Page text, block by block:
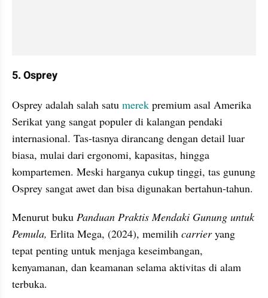
5. Osprey
Osprey adalah salah satu merek premium asal Amerika
Serikat yang sangat populer di kalangan pendaki
internasional. Tas-tasnya dirancang dengan detail luar
biasa, mulai dari ergonomi, kapasitas, hingga
kompartemen. Meski harganya cukup tinggi, tas gunung
Osprey sangat awet dan bisa digunakan bertahun-tahun.
Menurut buku Panduan Praktis Mendaki Gunung untuk
Pemula, Erlita Mega, (2024), memilih carrier yang
tepat penting untuk menjaga keseimbangan,
kenyamanan, dan keamanan selama aktivitas di alam
terbuka.